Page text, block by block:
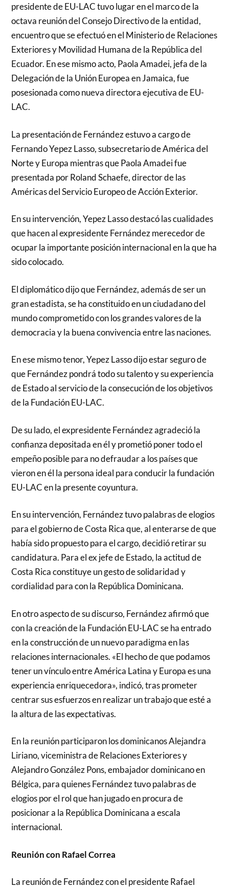
presidente de EU-LAC tuvo lugar en el marco de la
octava reunión del Consejo Directivo de la entidad,
encuentro que se efectuó en el Ministerio de Relaciones
Exteriores y Movilidad Humana de la República del
Ecuador. En ese mismo acto, Paola Amadei, jefa de la
Delegación de la Unión Europea en Jamaica, fue
posesionada como nueva directora ejecutiva de EU-
LAC.
La presentación de Fernández estuvo a cargo de
Fernando Yepez Lasso, subsecretario de América del
Norte y Europa mientras que Paola Amadei fue
presentada por Roland Schaefe, director de las
Américas del Servicio Europeo de Acción Exterior.
En su intervención, Yepez Lasso destacó las cualidades
que hacen al expresidente Fernández merecedor de
ocupar la importante posición internacional en la que ha
sido colocado.
El diplomático dijo que Fernández, además de ser un
gran estadista, se ha constituido en un ciudadano del
mundo comprometido con los grandes valores de la
democracia y la buena convivencia entre las naciones.
En ese mismo tenor, Yepez Lasso dijo estar seguro de
que Fernández pondrá todo su talento y su experiencia
de Estado al servicio de la consecución de los objetivos
de la Fundación EU-LAC.
De su lado, el expresidente Fernández agradeció la
confianza depositada en él y prometió poner todo el
empeño posible para no defraudar a los países que
vieron en él la persona ideal para conducir la fundación
EU-LAC en la presente coyuntura.
En su intervención, Fernández tuvo palabras de elogios
para el gobierno de Costa Rica que, al enterarse de que
había sido propuesto para el cargo, decidió retirar su
candidatura. Para el ex jefe de Estado, la actitud de
Costa Rica constituye un gesto de solidaridad y
cordialidad para con la República Dominicana.
En otro aspecto de su discurso, Fernández afirmó que
con la creación de la Fundación EU-LAC se ha entrado
en la construcción de un nuevo paradigma en las
relaciones internacionales. «El hecho de que podamos
tener un vínculo entre América Latina y Europa es una
experiencia enriquecedora», indicó, tras prometer
centrar sus esfuerzos en realizar un trabajo que esté a
la altura de las expectativas.
En la reunión participaron los dominicanos Alejandra
Liriano, viceministra de Relaciones Exteriores y
Alejandro González Pons, embajador dominicano en
Bélgica, para quienes Fernández tuvo palabras de
elogios por el rol que han jugado en procura de
posicionar a la República Dominicana a escala
internacional.
Reunión con Rafael Correa
La reunión de Fernández con el presidente Rafael